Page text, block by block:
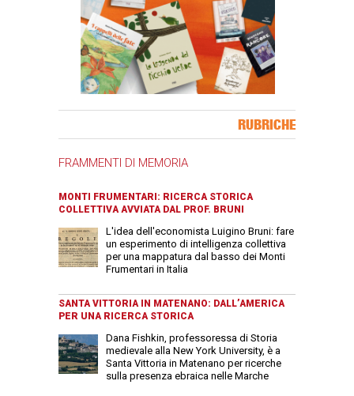
RUBRICHE
FRAMMENTI DI MEMORIA
MONTI FRUMENTARI: RICERCA STORICA
COLLETTIVA AVVIATA DAL PROF. BRUNI
L'idea dell'economista Luigino Bruni: fare
un esperimento di intelligenza collettiva
per una mappatura dal basso dei Monti
Frumentari in Italia
SANTA VITTORIA IN MATENANO: DALL’AMERICA
PER UNA RICERCA STORICA
Dana Fishkin, professoressa di Storia
medievale alla New York University, è a
Santa Vittoria in Matenano per ricerche
sulla presenza ebraica nelle Marche